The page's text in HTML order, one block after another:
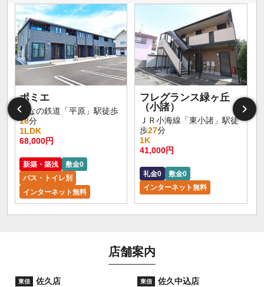
ポミエ
しなの鉄道「平原」駅徒歩
18分
1LDK
68,000円
新築・築浅
敷金0
バス・トイレ別
インターネット無料
フレグランス緑ヶ丘
（小諸）
ＪＲ小海線「東小諸」駅徒
歩27分
1K
41,000円
礼金0
敷金0
インターネット無料
店舗案内
東信 佐久店 東信 佐久中込店